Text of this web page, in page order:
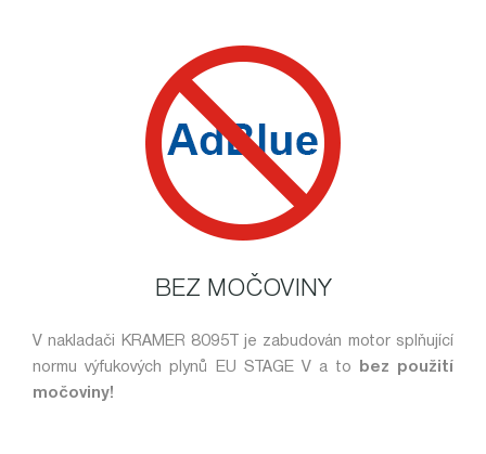
BEZ MOČOVINY
V nakladači KRAMER 8095T je zabudován motor splňující
normu výfukových plynů EU STAGE V a to
bez použití
močoviny!